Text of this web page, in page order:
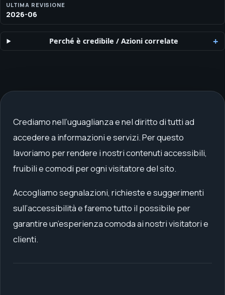
ULTIMA REVISIONE
2026-06
Perché è credibile / Azioni correlate
Crediamo nell’uguaglianza e nel diritto di tutti ad
accedere a informazioni e servizi. Per questo
lavoriamo per rendere i nostri contenuti accessibili,
fruibili e comodi per ogni visitatore del sito.
Accogliamo segnalazioni, richieste e suggerimenti
sull’accessibilità e faremo tutto il possibile per
garantire un’esperienza comoda ai nostri visitatori e
clienti.